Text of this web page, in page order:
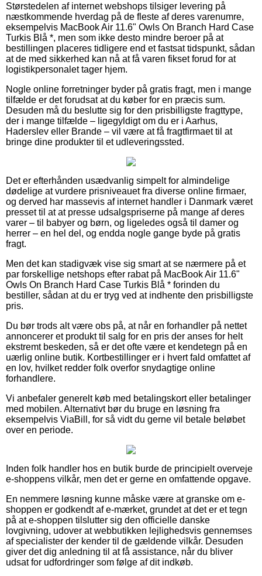
Størstedelen af internet webshops tilsiger levering på
næstkommende hverdag på de fleste af deres varenumre,
eksempelvis MacBook Air 11.6" Owls On Branch Hard Case
Turkis Blå *, men som ikke desto mindre beroer på at
bestillingen placeres tidligere end et fastsat tidspunkt, sådan
at de med sikkerhed kan nå at få varen fikset forud for at
logistikpersonalet tager hjem.
Nogle online forretninger byder på gratis fragt, men i mange
tilfælde er det forudsat at du køber for en præcis sum.
Desuden må du beslutte sig for den prisbilligste fragttype,
der i mange tilfælde – ligegyldigt om du er i Aarhus,
Haderslev eller Brande – vil være at få fragtfirmaet til at
bringe dine produkter til et udleveringssted.
Det er efterhånden usædvanlig simpelt for almindelige
dødelige at vurdere prisniveauet fra diverse online firmaer,
og derved har massevis af internet handler i Danmark været
presset til at at presse udsalgspriserne på mange af deres
varer – til babyer og børn, og ligeledes også til damer og
herrer – en hel del, og endda nogle gange byde på gratis
fragt.
Men det kan stadigvæk vise sig smart at se nærmere på et
par forskellige netshops efter rabat på MacBook Air 11.6"
Owls On Branch Hard Case Turkis Blå * forinden du
bestiller, sådan at du er tryg ved at indhente den prisbilligste
pris.
Du bør trods alt være obs på, at når en forhandler på nettet
annoncerer et produkt til salg for en pris der anses for helt
ekstremt beskeden, så er det ofte være et kendetegn på en
uærlig online butik. Kortbestillinger er i hvert fald omfattet af
en lov, hvilket redder folk overfor snydagtige online
forhandlere.
Vi anbefaler generelt køb med betalingskort eller betalinger
med mobilen. Alternativt bør du bruge en løsning fra
eksempelvis ViaBill, for så vidt du gerne vil betale beløbet
over en periode.
Inden folk handler hos en butik burde de principielt overveje
e-shoppens vilkår, men det er gerne en omfattende opgave.
En nemmere løsning kunne måske være at granske om e-
shoppen er godkendt af e-mærket, grundet at det er et tegn
på at e-shoppen tilslutter sig den officielle danske
lovgivning, udover at webbutikken lejlighedsvis gennemses
af specialister der kender til de gældende vilkår. Desuden
giver det dig anledning til at få assistance, når du bliver
udsat for udfordringer som følge af dit indkøb.